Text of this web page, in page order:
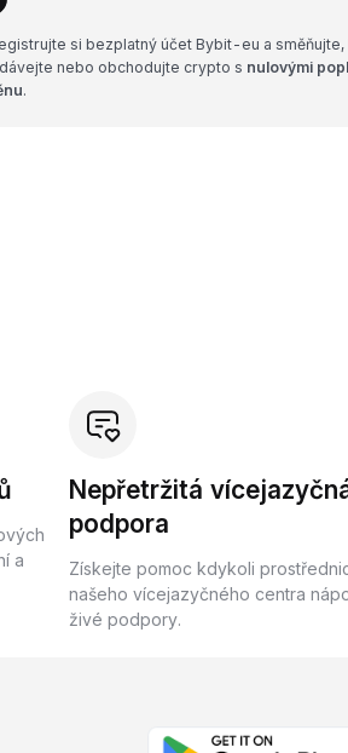
si bezplatný účet Bybit-eu a směňujte,
nebo obchodujte crypto s nulovými
.
a
Nepřetržitá
podpora
Získejte pomoc kdykoli
našeho vícejazyčného centra
živé podpory.